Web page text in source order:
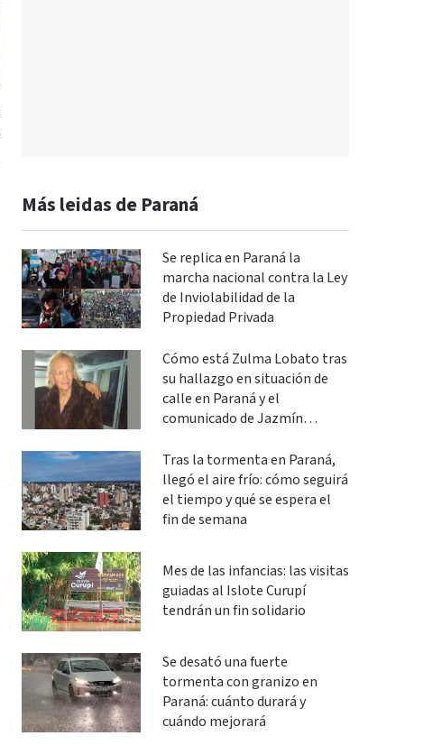
Más leidas de Paraná
Se replica en Paraná la
marcha nacional contra la Ley
de Inviolabilidad de la
Propiedad Privada
Cómo está Zulma Lobato tras
su hallazgo en situación de
calle en Paraná y el
comunicado de Jazmín
Tras la tormenta en Paraná,
llegó el aire frío: cómo seguirá
el tiempo y qué se espera el
fin de semana
Mes de las infancias: las visitas
guiadas al Islote Curupí
tendrán un fin solidario
Se desató una fuerte
tormenta con granizo en
Paraná: cuánto durará y
cuándo mejorará